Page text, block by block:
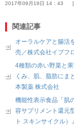
2017年09月19日 14：43
関連記事
オーラルケアと腸活
売／株式会社イブフ
4種類の赤い野菜と
くみ、肌、脂肪にま
本製薬 株式会社
機能性表示食品「肌
容サプリメント還元
ト スキンサイクル